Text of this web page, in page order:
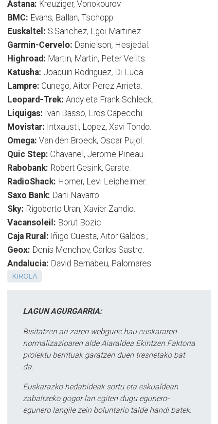
Astana: Kreuziger, Vonokourov.
BMC: Evans, Ballan, Tschopp.
Euskaltel: S.Sanchez, Egoi Martinez.
Garmin-Cervelo: Danielson, Hesjedal.
Highroad: Martin, Martin, Peter Velits.
Katusha: Joaquin Rodriguez, Di Luca.
Lampre: Cunego, Aitor Perez Arrieta.
Leopard-Trek: Andy eta Frank Schleck.
Liquigas: Ivan Basso, Eros Capecchi.
Movistar: Intxausti, Lopez, Xavi Tondo.
Omega: Van den Broeck, Oscar Pujol.
Quic Step: Chavanel, Jerome Pineau.
Rabobank: Robert Gesink, Garate.
RadioShack: Horner, Levi Leipheimer.
Saxo Bank: Dani Navarro.
Sky: Rigoberto Uran, Xavier Zandio.
Vacansoleil: Borut Bozic.
Caja Rural: Iñigo Cuesta, Aitor Galdos.,
Geox: Denis Menchov, Carlos Sastre.
Andalucia: David Bernabeu, Palomares
KIROLA
LAGUN AGURGARRIA:
Bisitatzen ari zaren webgune hau euskararen
normalizazioaren alde Aiaraldea Ekintzen Faktoria
proiektu berrituak garatzen duen tresnetako bat
da.
Euskarazko hedabideak sortu eta eskualdean
zabaltzeko gogor lan egiten dugu egunero-
egunero langile zein boluntario talde handi batek.